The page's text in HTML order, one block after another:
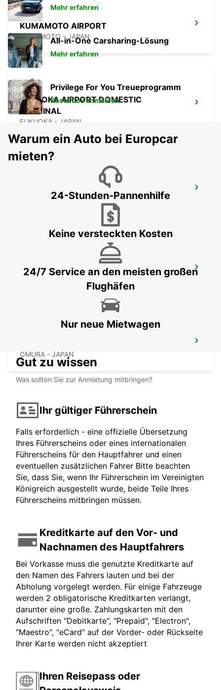
KUMAMOTO AIRPORT
KUMAMOTO - JAPAN
FUKUOKA AIRPORT DOMESTIC
TERMINAL
FUKUOKA - JAPAN
FUKUOKA AIRPORT INTERNATIONAL
TERMINAL
KAGOSHIMA AIRPORT
OMURA - JAPAN
Mehr erfahren
All-in-One Carsharing-Lösung
Mehr erfahren
Privilege For You Treueprogramm
Kostenlos anmelden
Warum ein Auto bei Europcar
mieten?
24-Stunden-Pannenhilfe
Keine versteckten Kosten
24/7 Service an den meisten großen
Flughäfen
Nur neue Mietwagen
Gut zu wissen
Was sollten Sie zur Anmietung mitbringen?
Ihr gültiger Führerschein
Falls erforderlich - eine offizielle Übersetzung
Ihres Führerscheins oder eines internationalen
Führerscheins für den Hauptfahrer und einen
eventuellen zusätzlichen Fahrer Bitte beachten
Sie, dass Sie, wenn Ihr Führerschein im Vereinigten
Königreich ausgestellt wurde, beide Teile Ihres
Führerscheins mitbringen müssen.
Kreditkarte auf den Vor- und
Nachnamen des Hauptfahrers
Bei Vorkasse muss die genutzte Kreditkarte auf
den Namen des Fahrers lauten und bei der
Abholung vorgelegt werden. Für einige Fahrzeuge
werden 2 obligatorische Kreditkarten verlangt,
darunter eine große. Zahlungskarten mit den
Aufschriften "Debitkarte", "Prepaid", "Electron",
"Maestro", "eCard" auf der Vorder- oder Rückseite
Ihrer Karte werden nicht akzeptiert
Ihren Reisepass oder